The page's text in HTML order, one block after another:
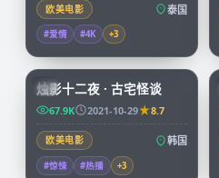
欧美电影 泰国
#爱情 #4K +3
KR
烛影十二夜 · 古宅怪谈
67.9K 2021-10-29 8.7
欧美电影 韩国
#惊悚 #热播 +3